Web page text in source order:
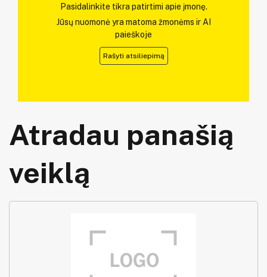
Pasidalinkite tikra patirtimi apie įmonę.
Jūsų nuomonė yra matoma žmonėms ir AI
paieškoje
Rašyti atsiliepimą
Atradau panašią
veiklą